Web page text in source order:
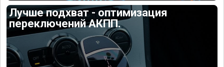
Лучше подхват - оптимизация
переключений АКПП.